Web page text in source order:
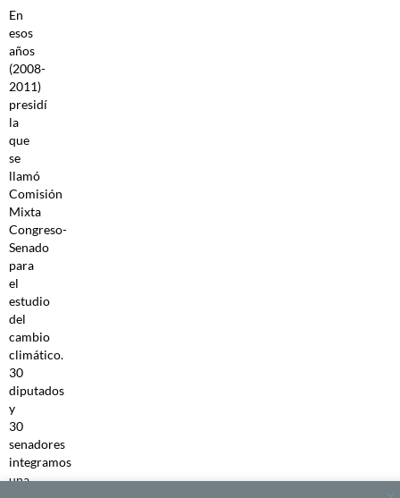
En
esos
años
(2008-
2011)
presidí
la
que
se
llamó
Comisión
Mixta
Congreso-
Senado
para
el
estudio
del
cambio
climático.
30
diputados
y
30
senadores
integramos
una